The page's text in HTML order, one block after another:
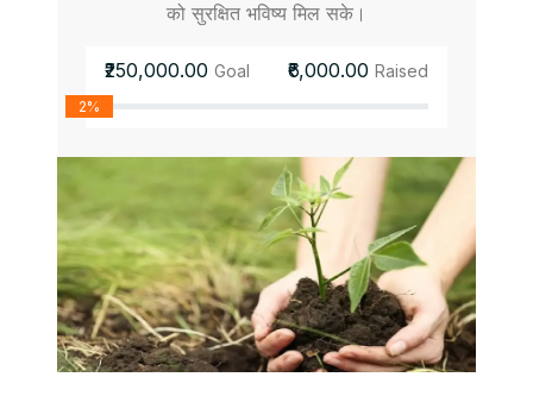
को सुरक्षित भविष्य मिल सके।
₹250,000.00 Goal ₹6,000.00 Raised
2%